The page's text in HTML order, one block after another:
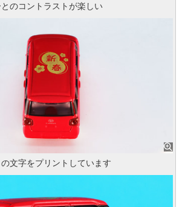
のコントラストが楽しい
文字をプリントしています